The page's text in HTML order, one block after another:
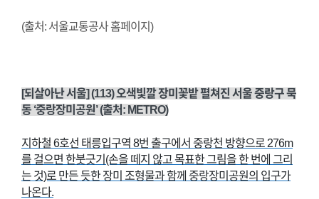
(출처: 서울교통공사 홈페이지)
[되살아난 서울] (113) 오색빛깔 장미꽃밭 펼쳐진 서울 중랑구 묵
동 ‘중랑장미공원’ (출처: METRO)
지하철 6호선 태릉입구역 8번 출구에서 중랑천 방향으로 276m
를 걸으면 한붓긋기(손을 떼지 않고 목표한 그림을 한 번에 그리
는 것)로 만든 듯한 장미 조형물과 함께 중랑장미공원의 입구가
나온다.